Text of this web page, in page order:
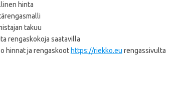
hinta
takuu
rengaskokoja saatavilla
hinnat ja rengaskoot https://riekko.eu rengassivulta